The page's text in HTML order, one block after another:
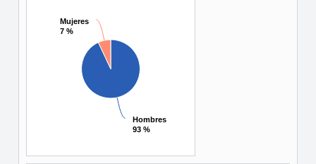
Hombres
93 %
Hombres
93 %
Mujeres
7 %
Mujeres
7 %